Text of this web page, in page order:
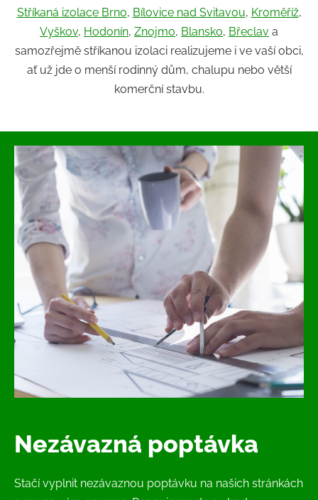
Stříkaná izolace Brno, Bílovice nad Svitavou, Kroměříž,
Vyškov, Hodonín, Znojmo, Blansko, Břeclav a
samozřejmě stříkanou izolaci realizujeme i ve vaší obci,
ať už jde o menší rodinný dům, chalupu nebo větší
komerční stavbu.
Nezávazná poptávka
Stačí vyplnit nezávaznou poptávku na našich stránkách